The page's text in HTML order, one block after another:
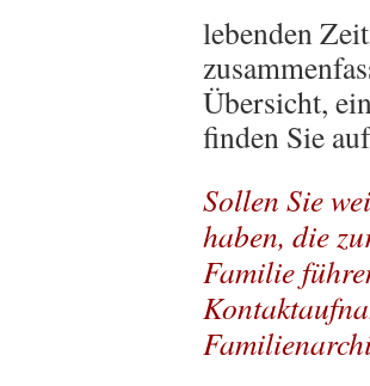
lebenden
Übersicht,
finden Sie
Sollen Sie
haben, die
Familie